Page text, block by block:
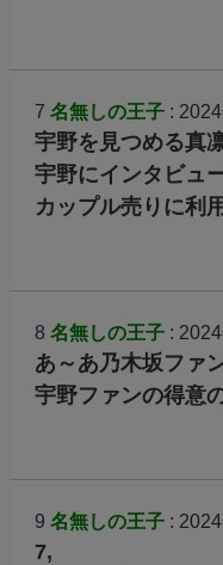
7 名無しの王子: 2024
宇野を見つめる真
宇野にインタビュ
カップル売りに利
8 名無しの王子: 2024
あ～あ乃木坂ファ
宇野ファンの得意
9 名無しの王子: 2024
7,